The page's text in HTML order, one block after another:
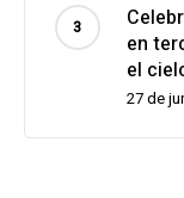
en
el
27 de